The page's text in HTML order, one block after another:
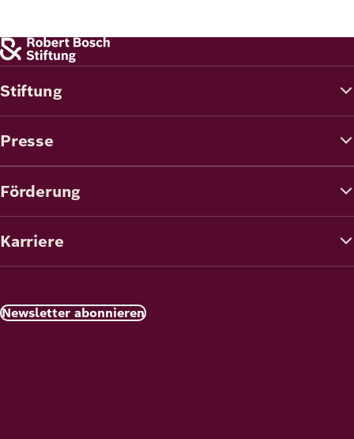
Stiftung
Presse
Förderung
Karriere
Newsletter abonnieren